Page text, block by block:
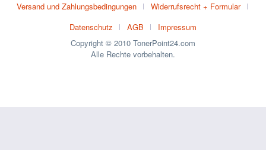
Versand und Zahlungsbedingungen
Widerrufsrecht + Formular
Datenschutz
AGB
Impressum
Copyright © 2010 TonerPoint24.com
Alle Rechte vorbehalten.